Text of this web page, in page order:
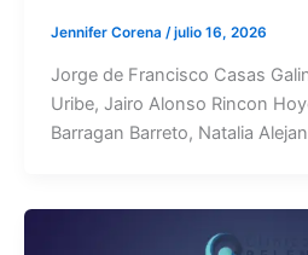
Jennifer Corena /julio 16, 2026
Jorge de Francisco Casas
Uribe, Jairo Alonso Rincon
Barragan Barreto, Natalia